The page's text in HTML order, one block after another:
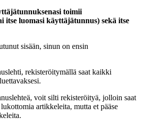
toimii
itse luomasi käyttäjätunnus) sekä itse
sisään, sinun on ensin
rekisteröitymällä saat kaikki
voit silti rekisteröityä, jolloin saat
artikkeleita, mutta et pääse